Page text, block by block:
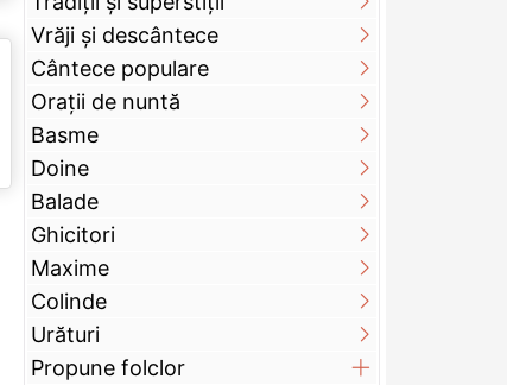
Vrăji și descântece
Cântece populare
Orații de nuntă
Basme
Doine
Balade
Ghicitori
Maxime
Colinde
Urături
Propune folclor